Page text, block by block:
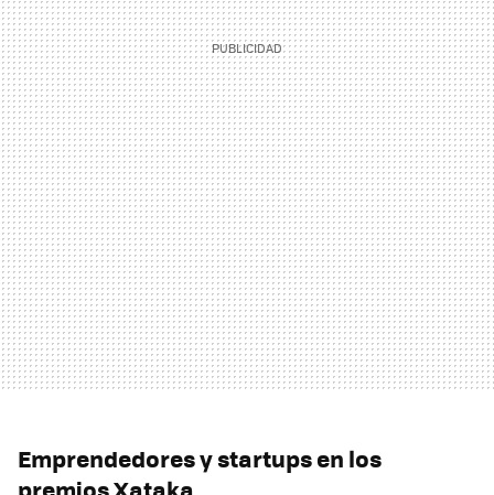
Emprendedores y startups en los